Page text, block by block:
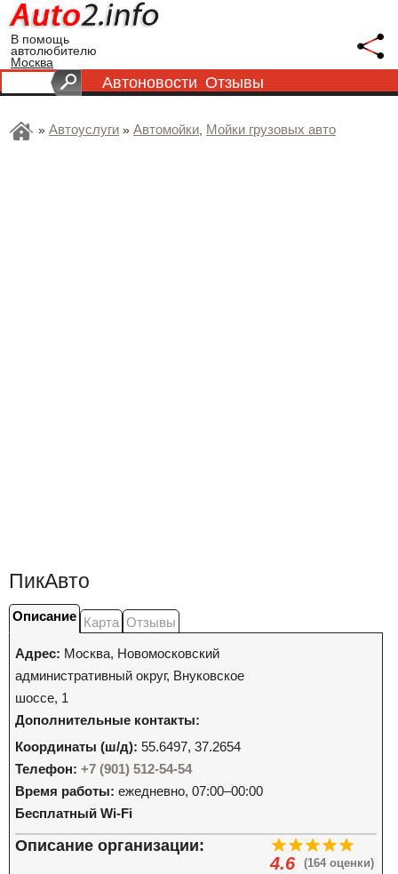
В помощь
автолюбителю
Москва
Автоновости Отзывы
» Автоуслуги » Автомойки, Мойки грузовых авто
ПикАвто
Описание Карта Отзывы
Адрес: Москва, Новомосковский
административный округ, Внуковское
шоссе, 1
Дополнительные контакты:
Координаты (ш/д): 55.6497, 37.2654
Телефон: +7 (901) 512-54-54
Время работы: ежедневно, 07:00–00:00
Бесплатный Wi-Fi
(164 оценки)
4.6
Описание организации: